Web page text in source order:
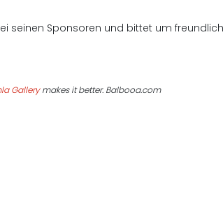
seinen Sponsoren und bittet um
Gallerymakes it better. Balbooa.com